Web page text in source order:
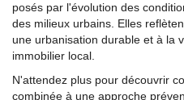
posés par l'évolution des
des milieux urbains. Elles
une urbanisation durable et à la
immobilier local.
N'attendez plus pour découvrir
combinée à une approche